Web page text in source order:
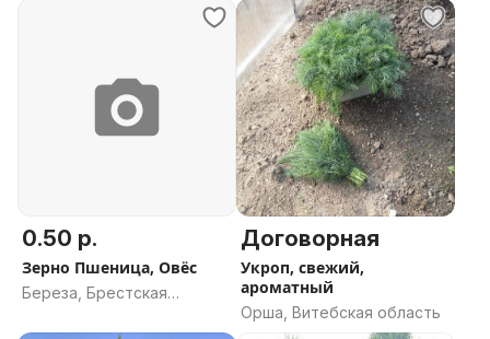
Чаровница
Антоновка
Штрифель (СССР)
Это из подтвержденных сортов.
0.50 р.
Зерно Пшеница, Овёс
Береза, Брестская
Договорная
Укроп, свежий,
ароматный
Орша, Витебская область